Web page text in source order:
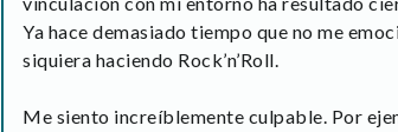
Ya hace demasiado tiempo que no me
siquiera haciendo Rock’n’Roll.
Me siento increíblemente culpable. Por